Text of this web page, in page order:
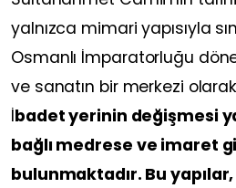
yalnızca mimari yapısıyla
Osmanlı İmparatorluğu
ve sanatın bir merkezi
İbadet yerinin değişmesi
bağlı medrese ve imaret
bulunmaktadır. Bu